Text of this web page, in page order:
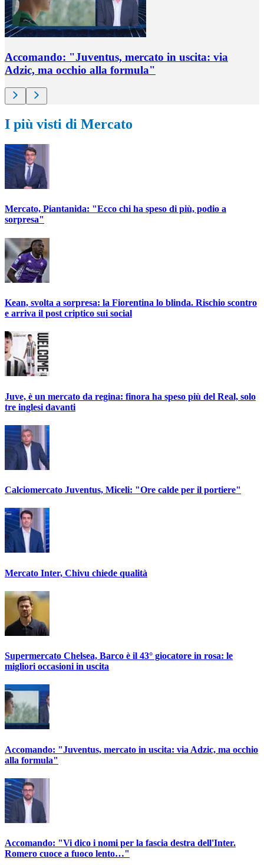
Accomando: "Juventus, mercato in uscita: via
Adzic, ma occhio alla formula"
I più visti di Mercato
Mercato, Piantanida: "Ecco chi ha speso di più, podio a
sorpresa"
Kean, svolta a sorpresa: la Fiorentina lo blinda. Rischio scontro
e arriva il post criptico sui social
Juve, è un mercato da regina: finora ha speso più del Real, solo
tre inglesi davanti
Calciomercato Juventus, Miceli: "Ore calde per il portiere"
Mercato Inter, Chivu chiede qualità
Supermercato Chelsea, Barco è il 43° giocatore in rosa: le
migliori occasioni in uscita
Accomando: "Juventus, mercato in uscita: via Adzic, ma occhio
alla formula"
Accomando: "Vi dico i nomi per la fascia destra dell'Inter.
Romero cuoce a fuoco lento…"